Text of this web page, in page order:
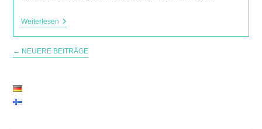
WeiterlesenNovemberimpressionen
Lappland
← NEUERE BEITRÄGE